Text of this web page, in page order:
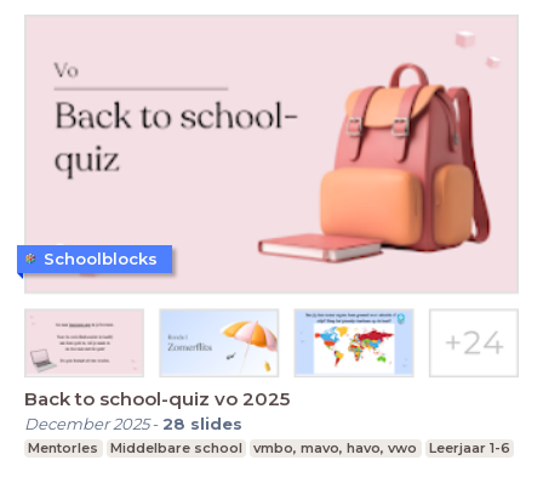
Back to school-quiz vo 2025
December 2025- 28 slides
Mentorles Middelbare school vmbo, mavo, havo, vwo Leerjaar 1-6
Schoolblocks